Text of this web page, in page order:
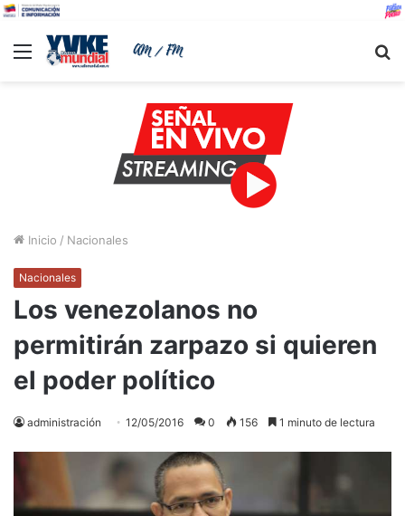
Menu
Inicio / Nacionales
Nacionales
Los venezolanos no
permitirán zarpazo si quieren
el poder político
administración 12/05/2016 0 156 1 minuto de lectura